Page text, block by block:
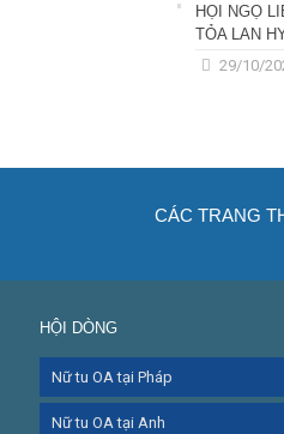
HỘI NGỘ
TỎA LAN
29/10/
CÁC TRANG
HỘI DÒNG
Nữ tu OA tại Pháp
Nữ tu OA tại Anh